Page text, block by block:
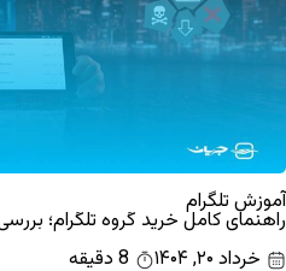
آموزش تلگرام
راهنمای کامل خرید گروه تلگرام؛
خرداد ۲۰, ۱۴۰۴
8 دقیقه